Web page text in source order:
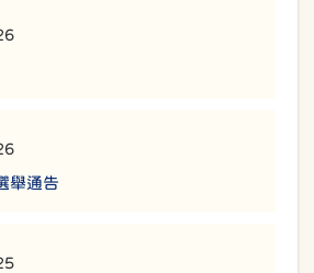
舉通告